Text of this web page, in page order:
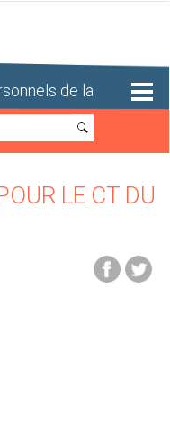
de la
Recherche
LE CT DU